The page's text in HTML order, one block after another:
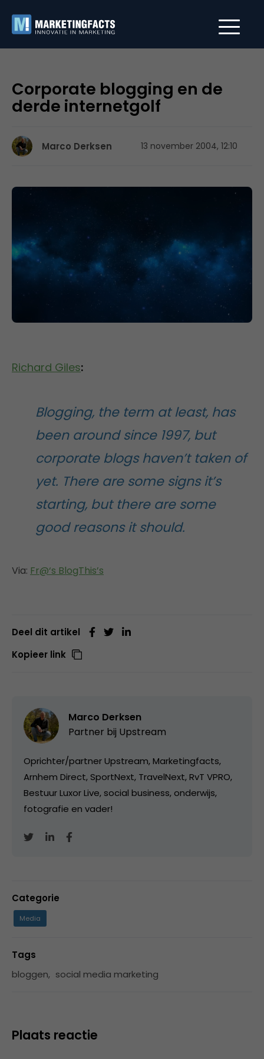
Corporate blogging en de
derde internetgolf
Marco Derksen 13 november 2004, 12:10
Richard Giles:
Blogging, the term at least, has
been around since 1997, but
corporate blogs haven’t taken of
yet. There are some signs it’s
starting, but there are some
good reasons it should.
Via: Fr@‘s BlogThis’s
Deel dit artikel
Kopieer link
Marco Derksen
Partner bij Upstream
Oprichter/partner Upstream, Marketingfacts,
Arnhem Direct, SportNext, TravelNext, RvT VPRO,
Bestuur Luxor Live, social business, onderwijs,
fotografie en vader!
Categorie
Media
Tags
bloggen, social media marketing
Plaats reactie